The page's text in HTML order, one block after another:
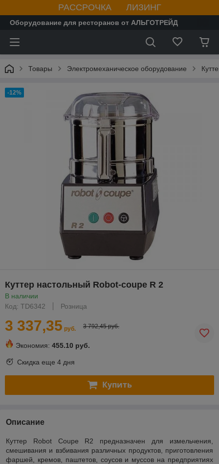
РАССРОЧКА ЛИЗИНГ
Оборудование для ресторанов от АЛЬГОТРЕЙД
Товары Электромеханическое оборудование
-12%
Куттер настольный Robot-coupe R 2
В наличии
Код: TD6342
Розница
3 337,35 руб. 3 792,45 руб.
Экономия: 455.10 руб.
Скидка еще 4 дня
Купить
Описание
Куттер Robot Coupe R2 предназначен для измельчения,
смешивания и взбивания различных продуктов, приготовления
фаршей, кремов, паштетов, соусов и муссов на предприятиях